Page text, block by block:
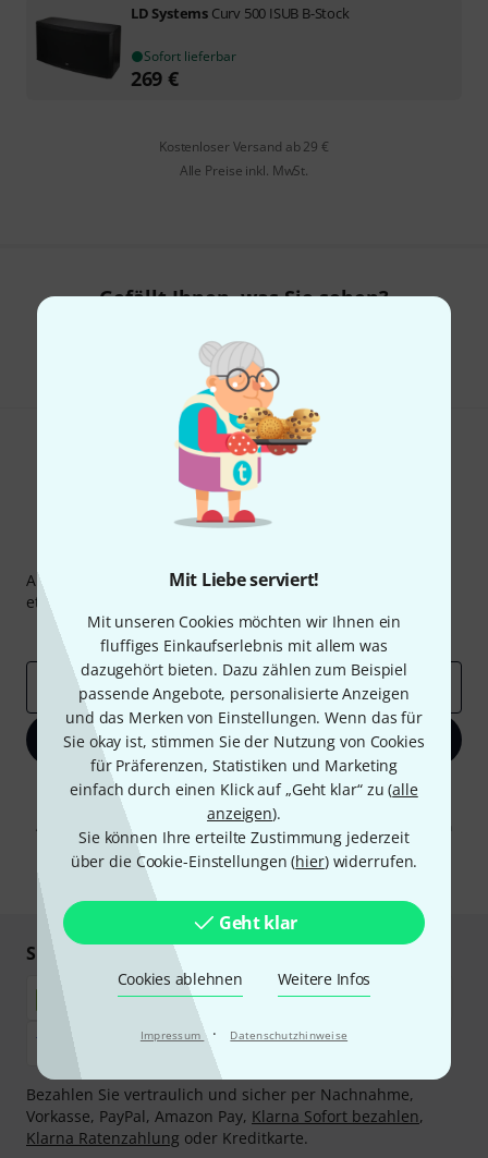
Mit Liebe serviert!
Mit unseren Cookies möchten wir Ihnen ein
fluffiges Einkaufserlebnis mit allem was
dazugehört bieten. Dazu zählen zum Beispiel
passende Angebote, personalisierte Anzeigen
und das Merken von Einstellungen. Wenn das für
Sie okay ist, stimmen Sie der Nutzung von Cookies
für Präferenzen, Statistiken und Marketing
einfach durch einen Klick auf „Geht klar“ zu (alle
anzeigen).
Sie können Ihre erteilte Zustimmung jederzeit
über die Cookie-Einstellungen (hier) widerrufen.
Geht klar
Cookies ablehnen Weitere Infos
Impressum · Datenschutzhinweise
LD Systems Curv 500 ISUB B-Stock
Sofort lieferbar
269 €
Kostenloser Versand ab 29 €
Alle Preise inkl. MwSt.
Gefällt Ihnen, was Sie sehen?
Hilfe & Feedback
Abonniere den Thomann Newsletter und gewinne mit
etwas Glück einen von
Inspirierende Beiträge
Deals Thomann Insights
E-Mail-Adresse *
Jetzt anmelden
Mit Klick auf „Jetzt anmelden“ stimmen Sie dem Erhalt von E-Mail-
Werbung und einer Messung des E-Mail-Nutzungsverhaltens zu. Die
Abmeldung ist jederzeit möglich. Weitere Informationen finden Sie in
unserenDatenschutzhinweisen.
Sicher einkaufen & bezahlen
Bezahlen Sie vertraulich und sicher per Nachnahme,
Vorkasse, PayPal, Amazon Pay, Klarna Sofort bezahlen,
Klarna Ratenzahlung oder Kreditkarte.